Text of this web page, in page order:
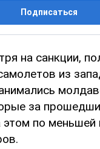
Подписаться
на санкции,
из
за
этом по